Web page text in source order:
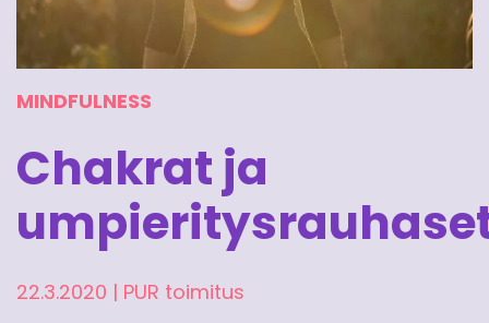
MINDFULNESS
Chakrat ja
22.3.2020 | PUR toimitus